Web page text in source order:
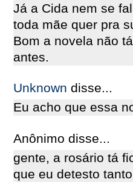
Já a Cida nem se
toda mãe quer pra
Bom a novela não
antes.
Unknown disse...
Eu acho que essa
Anônimo disse...
gente, a rosário tá
que eu detesto